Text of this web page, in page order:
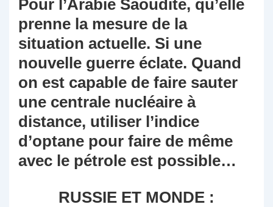
Pour l’Arabie Saoudite, qu’elle
prenne la mesure de la
situation actuelle. Si une
nouvelle guerre éclate. Quand
on est capable de faire sauter
une centrale nucléaire à
distance, utiliser l’indice
d’optane pour faire de même
avec le pétrole est possible…
RUSSIE ET MONDE :